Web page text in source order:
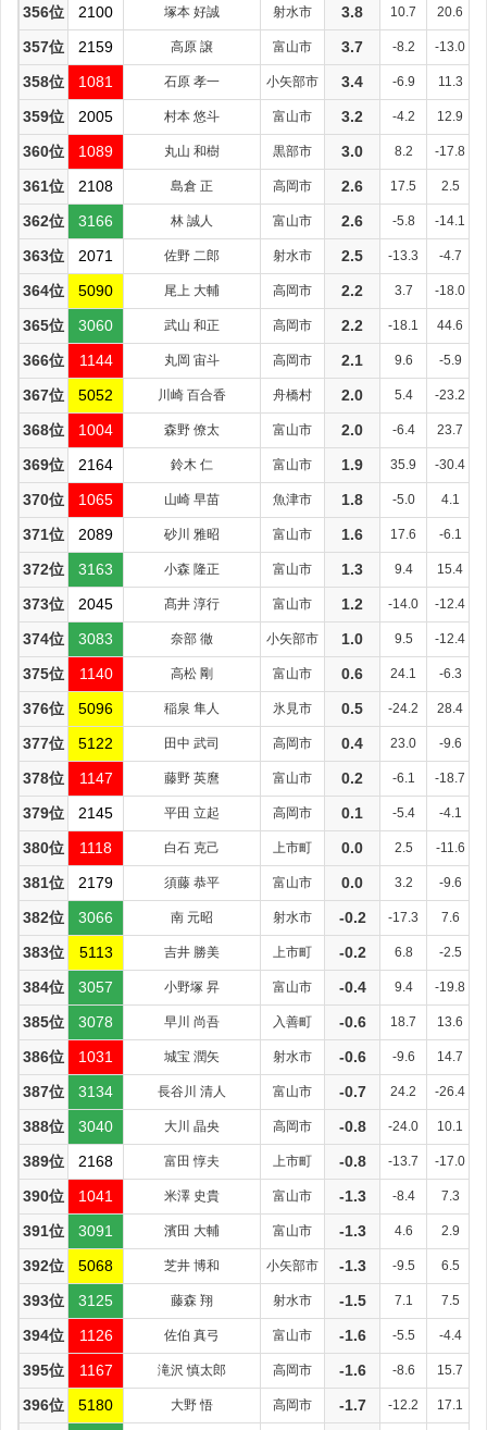
356位 2100 塚本 好誠 射水市 3.8 10.7 20.6
357位 2159 高原 譲 富山市 3.7 -8.2 -13.0
358位 1081 石原 孝一 小矢部市 3.4 -6.9 11.3
359位 2005 村本 悠斗 富山市 3.2 -4.2 12.9
360位 1089 丸山 和樹 黒部市 3.0 8.2 -17.8
361位 2108 島倉 正 高岡市 2.6 17.5 2.5
362位 3166 林 誠人 富山市 2.6 -5.8 -14.1
363位 2071 佐野 二郎 射水市 2.5 -13.3 -4.7
364位 5090 尾上 大輔 高岡市 2.2 3.7 -18.0
365位 3060 武山 和正 高岡市 2.2 -18.1 44.6
366位 1144 丸岡 宙斗 高岡市 2.1 9.6 -5.9
367位 5052 川崎 百合香 舟橋村 2.0 5.4 -23.2
368位 1004 森野 僚太 富山市 2.0 -6.4 23.7
369位 2164 鈴木 仁 富山市 1.9 35.9 -30.4
370位 1065 山崎 早苗 魚津市 1.8 -5.0 4.1
371位 2089 砂川 雅昭 富山市 1.6 17.6 -6.1
372位 3163 小森 隆正 富山市 1.3 9.4 15.4
373位 2045 髙井 淳行 富山市 1.2 -14.0 -12.4
374位 3083 奈部 徹 小矢部市 1.0 9.5 -12.4
375位 1140 高松 剛 富山市 0.6 24.1 -6.3
376位 5096 稲泉 隼人 氷見市 0.5 -24.2 28.4
377位 5122 田中 武司 高岡市 0.4 23.0 -9.6
378位 1147 藤野 英麿 富山市 0.2 -6.1 -18.7
379位 2145 平田 立起 高岡市 0.1 -5.4 -4.1
380位 1118 白石 克己 上市町 0.0 2.5 -11.6
381位 2179 須藤 恭平 富山市 0.0 3.2 -9.6
382位 3066 南 元昭 射水市 -0.2 -17.3 7.6
383位 5113 吉井 勝美 上市町 -0.2 6.8 -2.5
384位 3057 小野塚 昇 富山市 -0.4 9.4 -19.8
385位 3078 早川 尚吾 入善町 -0.6 18.7 13.6
386位 1031 城宝 潤矢 射水市 -0.6 -9.6 14.7
387位 3134 長谷川 清人 富山市 -0.7 24.2 -26.4
388位 3040 大川 晶央 高岡市 -0.8 -24.0 10.1
389位 2168 富田 惇夫 上市町 -0.8 -13.7 -17.0
390位 1041 米澤 史貴 富山市 -1.3 -8.4 7.3
391位 3091 濱田 大輔 富山市 -1.3 4.6 2.9
392位 5068 芝井 博和 小矢部市 -1.3 -9.5 6.5
393位 3125 藤森 翔 射水市 -1.5 7.1 7.5
394位 1126 佐伯 真弓 富山市 -1.6 -5.5 -4.4
395位 1167 滝沢 慎太郎 高岡市 -1.6 -8.6 15.7
396位 5180 大野 悟 高岡市 -1.7 -12.2 17.1